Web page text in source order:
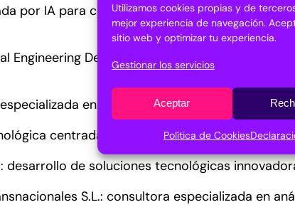
Utilizamos cookies propias y de
mejor experiencia de navegación.
sitio web y optimizar tu experiencia.
Gestionar los servicios
Aceptar
Política de Cookies
por IA para conectar talento joven con
Engineering Development: ingeniería
especializada en marketing digital,
centrada en el desarrollo de soluciones
desarrollo de soluciones tecnológicas
S.L.: consultora especializada en